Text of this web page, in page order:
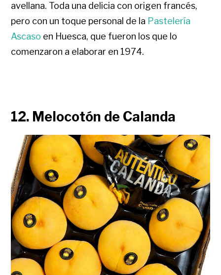
avellana. Toda una delicia con origen francés,
pero con un toque personal de la Pastelería
Ascaso en Huesca, que fueron los que lo
comenzaron a elaborar en 1974.
12. Melocotón de Calanda